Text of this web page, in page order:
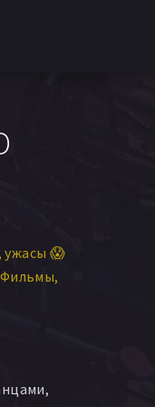
ужасы 😱
Фильмы